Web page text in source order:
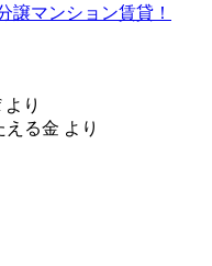
譲マンション賃貸！
より
える金 より